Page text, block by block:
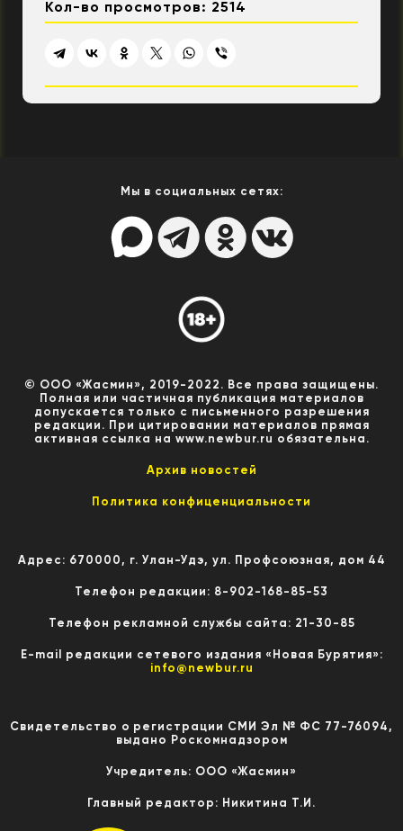
Кол-во просмотров: 2514
Мы в социальных сетях:
© ООО «Жасмин», 2019-2022. Все права защищены.
Полная или частичная публикация материалов
допускается только с письменного разрешения
редакции. При цитировании материалов прямая
активная ссылка на www.newbur.ru обязательна.
Архив новостей
Политика конфиценциальности
Адрес: 670000, г. Улан-Удэ, ул. Профсоюзная, дом 44
Телефон редакции: 8-902-168-85-53
Телефон рекламной службы сайта: 21-30-85
E-mail редакции сетевого издания «Новая Бурятия»:
info@newbur.ru
Свидетельство о регистрации СМИ Эл № ФС 77-76094,
выдано Роскомнадзором
Учредитель: ООО «Жасмин»
Главный редактор: Никитина Т.И.